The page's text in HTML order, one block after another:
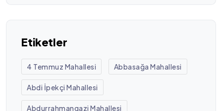
Etiketler
4 Temmuz Mahallesi Abbasağa Mahallesi
Abdi İpekçi Mahallesi
Abdurrahmangazi Mahallesi